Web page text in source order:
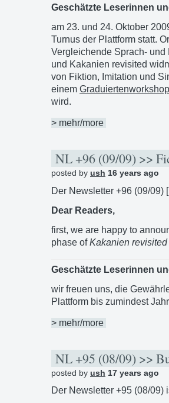
Geschätzte Leserinnen
am 23. und 24. Oktober
Turnus der Plattform statt.
Vergleichende Sprach-
und Kakanien revisited
von Fiktion, Imitation und
einem Graduiertenworkshop
wird.
> mehr/more
NL +96 (09/09) >>
posted by ush 16 years ago
Der Newsletter +96 (09/09)
Dear Readers,
first, we are happy to
phase ofKakanien revisited
Geschätzte Leserinnen
wir freuen uns, die
Plattform bis zumindest
> mehr/more
NL +95 (08/09) >>
posted by ush 17 years ago
Der Newsletter +95 (08/09)